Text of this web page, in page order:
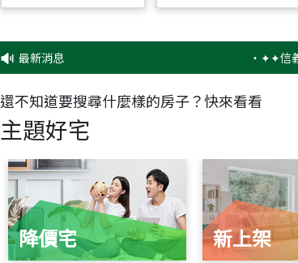
最新消息 ✦✦信義房屋
還不知道要搜尋什麼樣的房子？快來看看
主題好宅
降價宅 新上架